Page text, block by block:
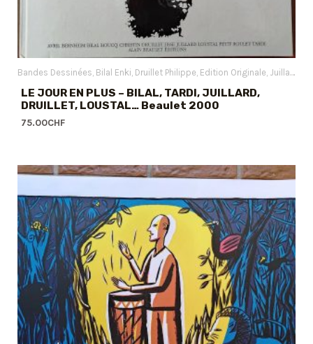
Bandes Dessinées Bilal Enki Druillet Philippe Edition Originale Juillard André
LE JOUR EN PLUS – BILAL, TARDI, JUILLARD,
DRUILLET, LOUSTAL… Beaulet 2000
75.00CHF